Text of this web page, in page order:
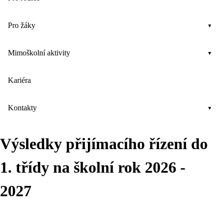
Pro žáky
Mimoškolní aktivity
Kariéra
Kontakty
Výsledky přijímacího řízení do
1. třídy na školní rok 2026 -
2027